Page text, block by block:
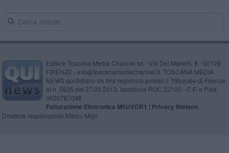
Editore Toscana Media Channel srl - Via Dei Martelli, 8 - 50129
FIRENZE - info@toscanamediachannel.it. TOSCANA MEDIA
NEWS quotidiano on line registrato presso il Tribunale di Firenze
al n. 5935 del 27.09.2013. Iscrizione ROC 22105 - C.F. e P.Iva
0620787048
Fatturazione Elettronica M5UXCR1 | Privacy Nielsen
Direttore responsabile Marco Migli